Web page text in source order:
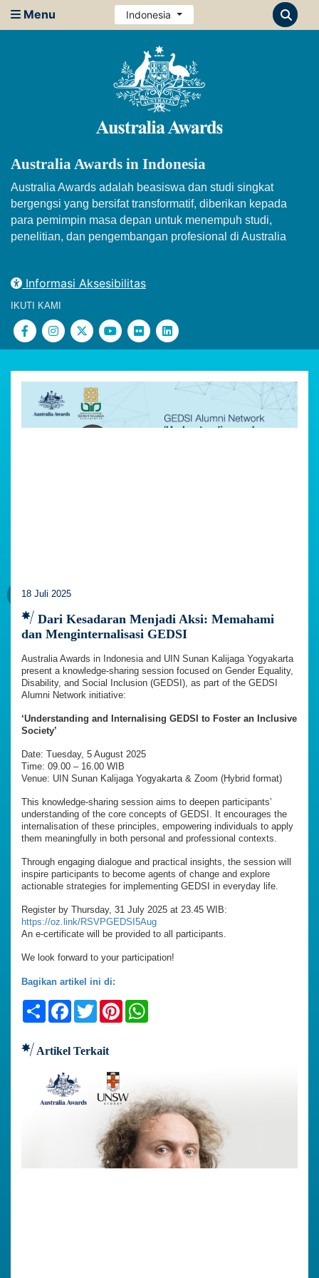
Menu Indonesia
Australia Awards in Indonesia
Australia Awards adalah beasiswa dan studi singkat
bergengsi yang bersifat transformatif, diberikan kepada
para pemimpin masa depan untuk menempuh studi,
penelitian, dan pengembangan profesional di Australia
Informasi Aksesibilitas
IKUTI KAMI
18 Juli 2025
Dari Kesadaran Menjadi Aksi: Memahami
dan Menginternalisasi GEDSI
Australia Awards in Indonesia and UIN Sunan Kalijaga Yogyakarta
present a knowledge-sharing session focused on Gender Equality,
Disability, and Social Inclusion (GEDSI), as part of the GEDSI
Alumni Network initiative:
‘Understanding and Internalising GEDSI to Foster an Inclusive
Society’
Date: Tuesday, 5 August 2025
Time: 09.00 – 16.00 WIB
Venue: UIN Sunan Kalijaga Yogyakarta & Zoom (Hybrid format)
This knowledge-sharing session aims to deepen participants’
understanding of the core concepts of GEDSI. It encourages the
internalisation of these principles, empowering individuals to apply
them meaningfully in both personal and professional contexts.
Through engaging dialogue and practical insights, the session will
inspire participants to become agents of change and explore
actionable strategies for implementing GEDSI in everyday life.
Register by Thursday, 31 July 2025 at 23.45 WIB:
https://oz.link/RSVPGEDSI5Aug
An e-certificate will be provided to all participants.
We look forward to your participation!
Bagikan artikel ini di:
ShareFacebook
TwitterPinterest
Artikel Terkait